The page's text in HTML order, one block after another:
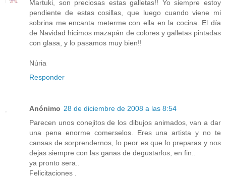
Martuki, son preciosas estas galletas!! Yo siempre estoy
pendiente de estas cosillas, que luego cuando viene mi
sobrina me encanta meterme con ella en la cocina. El día
de Navidad hicimos mazapán de colores y galletas pintadas
con glasa, y lo pasamos muy bien!!
Núria
Responder
Anónimo 28 de diciembre de 2008 a las 8:54
Parecen unos conejitos de los dibujos animados, van a dar
una pena enorme comerselos. Eres una artista y no te
cansas de sorprendernos, lo peor es que lo preparas y nos
dejas siempre con las ganas de degustarlos, en fin..
ya pronto sera..
Felicitaciones .